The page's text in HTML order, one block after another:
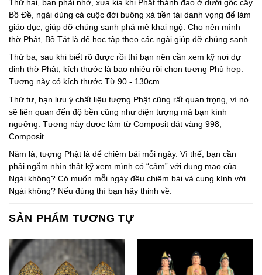
Thứ hai, bạn phải nhớ, xưa kia khi Phật thành đạo ở dưới gốc cây
Bồ Đề, ngài dùng cả cuộc đời buông xả tiền tài danh vọng để làm
giáo dục, giúp đỡ chúng sanh phá mê khai ngộ. Cho nên mình
thờ Phật, Bồ Tát là để học tập theo các ngài giúp đỡ chúng sanh.
Thứ ba, sau khi biết rõ được rồi thì bạn nên cần xem kỹ nơi dự
định thờ Phật, kích thước là bao nhiêu rồi chọn tượng Phù hợp.
Tượng này có kích thước Từ 90 - 130cm.
Thứ tư, bạn lưu ý chất liệu tượng Phật cũng rất quan trọng, vì nó
sẽ liên quan đến độ bền cũng như diện tượng mà bạn kính
ngưỡng. Tượng này được làm từ Composit dát vàng 998,
Composit
Năm là, tượng Phật là để chiêm bái mỗi ngày. Vì thế, bạn cần
phải ngắm nhìn thật kỹ xem mình có “cảm” với dung mạo của
Ngài không? Có muốn mỗi ngày đều chiêm bái và cung kính với
Ngài không? Nếu đúng thì bạn hãy thỉnh về.
SẢN PHẨM TƯƠNG TỰ